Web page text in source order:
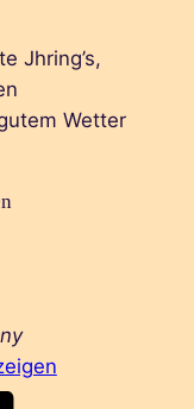
Jhring’s,
Wetter